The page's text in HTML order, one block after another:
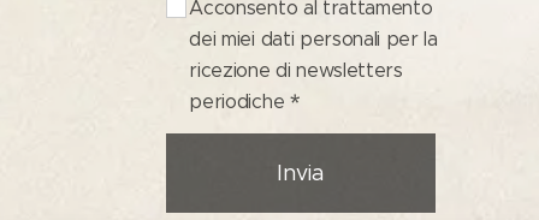
Acconsento al trattamento
dei miei dati personali per la
ricezione di newsletters
periodiche
Invia